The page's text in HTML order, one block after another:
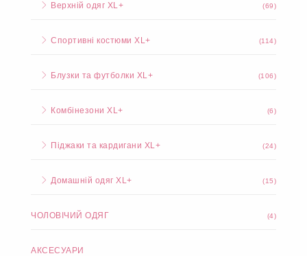
Верхній одяг XL+ (69)
Спортивні костюми XL+ (114)
Блузки та футболки XL+ (106)
Комбінезони XL+ (6)
Піджаки та кардигани XL+ (24)
Домашній одяг XL+ (15)
ЧОЛОВІЧИЙ ОДЯГ (4)
АКСЕСУАРИ